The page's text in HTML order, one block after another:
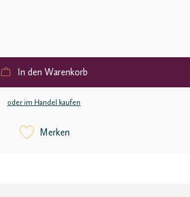
In den Warenkorb
oder im Handel kaufen
Merken